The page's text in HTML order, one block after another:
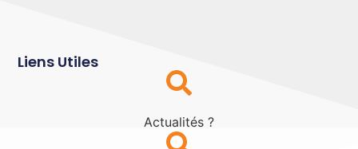
Liens Utiles
Actualités ?